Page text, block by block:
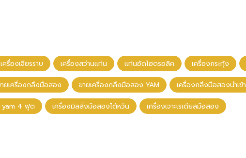
เครื่องเจียรราบ เครื่องสว่านแท่น แท่นอัดไฮดรอลิค เครื่องกระทุ้ง
ยเครื่องกลึงมือสอง ขายเครื่องกลึงมือสอง YAM เครื่องกลึงมือสองนําเข้
yam 4 ฟุต เครื่องมิลลิ่งมือสองไต้หวัน เครื่องเจาะเรเดียลมือสอง